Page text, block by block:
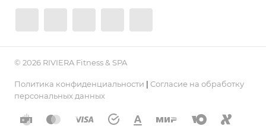
© 2026 RIVIERA Fitness & SPA
Политика конфиденциальности | Согласие на обработку
персональных данных